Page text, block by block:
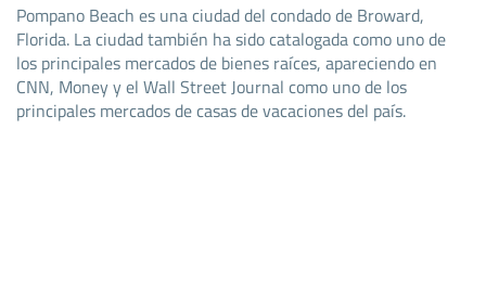
Pompano Beach es una ciudad del condado de Broward,
Florida. La ciudad también ha sido catalogada como uno de
los principales mercados de bienes raíces, apareciendo en
CNN, Money y el Wall Street Journal como uno de los
principales mercados de casas de vacaciones del país.